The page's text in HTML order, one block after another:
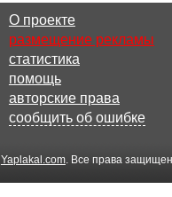
О проекте
размещение рекламы
статистика
помощь
авторские права
сообщить об ошибке
Yaplakal.com. Все права